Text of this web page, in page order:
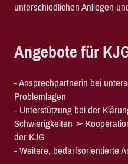
unterschiedlichen Anliegen
Angebote für
- Ansprechpartnerin bei
Problemlagen
- Unterstützung bei der
Schwierigkeiten ➢
der KJG
- Weitere, bedarfsorientierte